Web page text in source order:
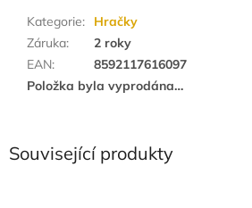
Související produkty
Kategorie:
Hračky
Záruka:
2 roky
EAN:
8592117616097
Položka byla vyprodána…